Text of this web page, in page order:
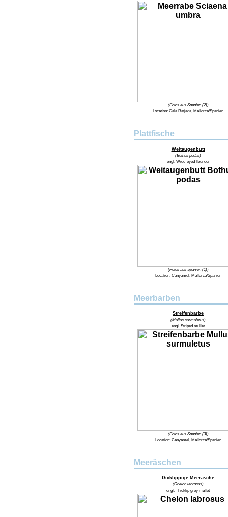
(Fotos aus Spanien (2))
Location: Cala Ratjada, Mallorca/Spanien
Plattfische
Weitaugenbutt
(Bothus podas)
engl. Wide-eyed flounder
(Fotos aus Spanien (1))
Location: Canyamel, Mallorca/Spanien
Meerbarben
Streifenbarbe
(Mullus surmuletus)
engl. Striped mullet
(Fotos aus Spanien (3))
Location: Canyamel, Mallorca/Spanien
Meeräschen
Dicklippige Meeräsche
(Chelon labrosus)
engl. Thicklip grey mullet